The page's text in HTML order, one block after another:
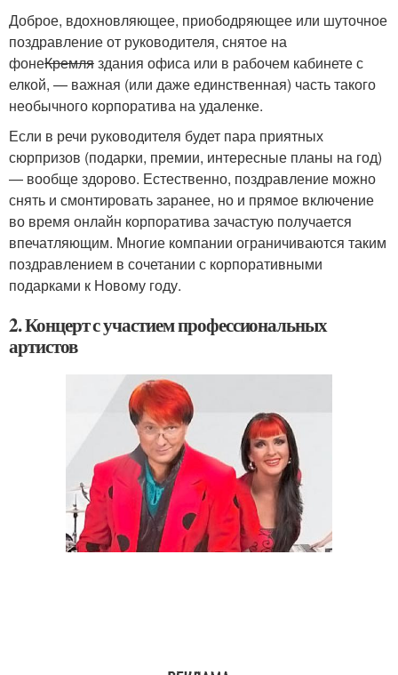
Доброе, вдохновляющее, приободряющее или шуточное
поздравление от руководителя, снятое на
фонеКремляздания офиса или в рабочем кабинете с
елкой, — важная (или даже единственная) часть такого
необычного корпоратива на удаленке.
Если в речи руководителя будет пара приятных
сюрпризов (подарки, премии, интересные планы на год)
— вообще здорово. Естественно, поздравление можно
снять и смонтировать заранее, но и прямое включение
во время онлайн корпоратива зачастую получается
впечатляющим. Многие компании ограничиваются таким
поздравлением в сочетании с корпоративными
подарками к Новому году.
2. Концерт с участием профессиональных
артистов